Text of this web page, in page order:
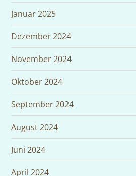
Januar 2025
Dezember 2024
November 2024
Oktober 2024
September 2024
August 2024
Juni 2024
April 2024